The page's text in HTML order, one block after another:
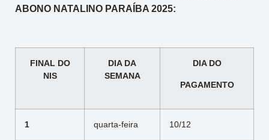
ABONO NATALINO PARAÍBA 2025:
FINAL DO
NIS
DIA DA
SEMANA
DIA DO
PAGAMENTO
1 quarta-feira 10/12